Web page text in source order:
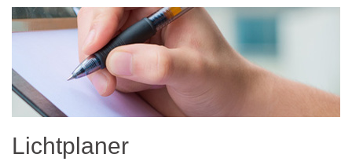
Lichtplaner